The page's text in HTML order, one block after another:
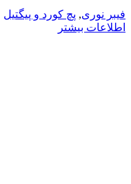
فیبر نوری, پچ کورد و پیگتیل
اطلاعات بیشتر